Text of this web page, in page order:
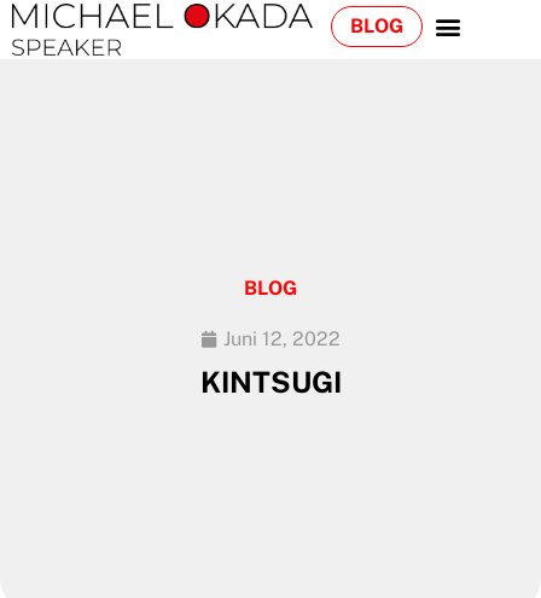
BLOG
BLOG
Juni 12, 2022
KINTSUGI